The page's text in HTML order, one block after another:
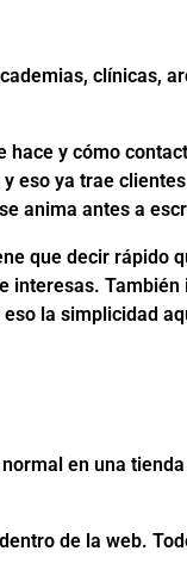
clínicas,
y cómo
eso ya trae
anima antes a
que decir rápido
interesas.
la simplicidad
en una
de la web.